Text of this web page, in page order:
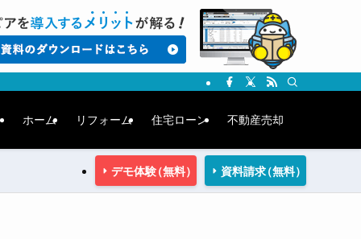
ホーム リフォーム 住宅ローン 不動産売却
デモ体験（無料） 資料請求（無料）